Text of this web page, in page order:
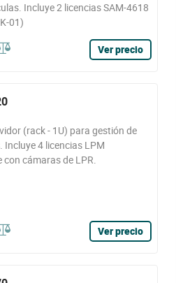
Incluye 2 licencias SAM-4618
01)
Ver precio
(rack - 1U) para gestión de
Incluye 4 licencias LPM
cámaras de LPR.
Ver precio